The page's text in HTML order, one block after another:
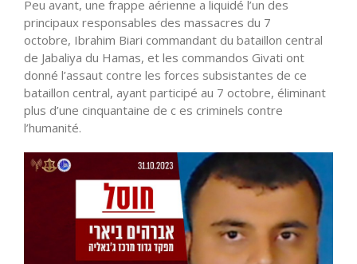
Peu avant, une frappe aérienne a liquidé l’un des
principaux responsables des massacres du 7
octobre, Ibrahim Biari commandant du bataillon central
de Jabaliya du Hamas, et les commandos Givati ont
donné l’assaut contre les forces subsistantes de ce
bataillon central, ayant participé au 7 octobre, éliminant
plus d’une cinquantaine de c es criminels contre
l’humanité.